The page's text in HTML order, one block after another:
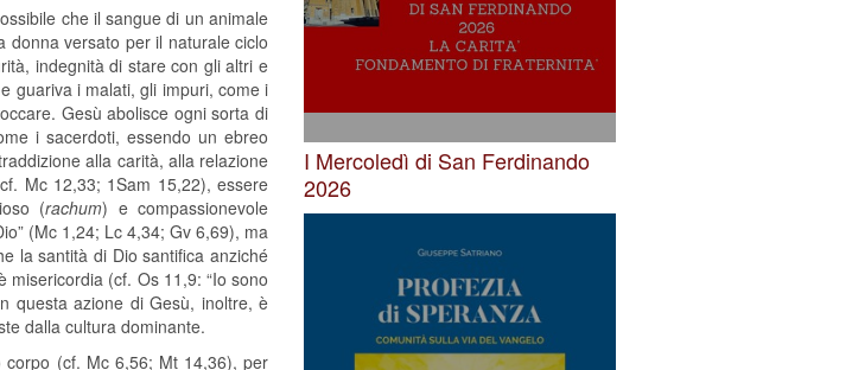
che il sangue di un animale
donna versato per il naturale ciclo
indegnità di stare con gli altri e
guariva i malati, gli impuri, come i
Gesù abolisce ogni sorta di
i sacerdoti, essendo un ebreo
alla carità, alla relazione
Mc 12,33; 1Sam 15,22), essere
(rachum) e compassionevole
(Mc 1,24; Lc 4,34; Gv 6,69), ma
la santità di Dio santifica anziché
misericordia (cf. Os 11,9: “Io sono
questa azione di Gesù, inoltre, è
dalla cultura dominante.
corpo (cf. Mc 6,56; Mt 14,36), per
I Mercoledì di San Ferdinando
2026